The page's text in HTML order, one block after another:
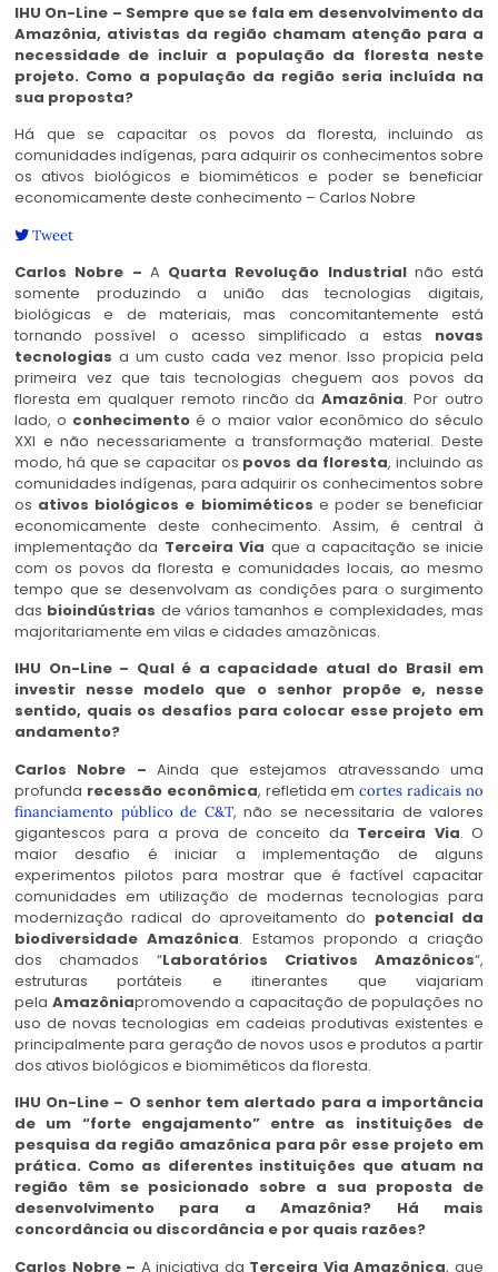
IHU On-Line – Sempre que se fala em desenvolvimento da
Amazônia, ativistas da região chamam atenção para a
necessidade de incluir a população da floresta neste
projeto. Como a população da região seria incluída na
sua proposta?
Há que se capacitar os povos da floresta, incluindo as
comunidades indígenas, para adquirir os conhecimentos sobre
os ativos biológicos e biomiméticos e poder se beneficiar
economicamente deste conhecimento – Carlos Nobre
Tweet
Carlos Nobre – A Quarta Revolução Industrialnão está
somente produzindo a união das tecnologias digitais,
biológicas e de materiais, mas concomitantemente está
tornando possível o acesso simplificado a estas novas
tecnologias a um custo cada vez menor. Isso propicia pela
primeira vez que tais tecnologias cheguem aos povos da
floresta em qualquer remoto rincão daAmazônia. Por outro
lado, o conhecimento é o maior valor econômico do século
XXI e não necessariamente a transformação material. Deste
modo, há que se capacitar os povos da floresta, incluindo as
comunidades indígenas, para adquirir os conhecimentos sobre
os ativos biológicos e biomiméticos e poder se beneficiar
economicamente deste conhecimento. Assim, é central à
implementação da Terceira Via que a capacitação se inicie
com os povos da floresta e comunidades locais, ao mesmo
tempo que se desenvolvam as condições para o surgimento
das bioindústrias de vários tamanhos e complexidades, mas
majoritariamente em vilas e cidades amazônicas.
IHU On-Line – Qual é a capacidade atual do Brasil em
investir nesse modelo que o senhor propõe e, nesse
sentido, quais os desafios para colocar esse projeto em
andamento?
Carlos Nobre – Ainda que estejamos atravessando uma
profunda recessão econômica, refletida emcortes radicais no
financiamento público de C&T, não se necessitaria de valores
gigantescos para a prova de conceito da Terceira Via. O
maior desafio é iniciar a implementação de alguns
experimentos pilotos para mostrar que é factível capacitar
comunidades em utilização de modernas tecnologias para
modernização radical do aproveitamento do potencial da
biodiversidade Amazônica. Estamos propondo a criação
dos chamados “Laboratórios Criativos Amazônicos“,
estruturas portáteis e itinerantes que viajariam
pela Amazôniapromovendo a capacitação de populações no
uso de novas tecnologias em cadeias produtivas existentes e
principalmente para geração de novos usos e produtos a partir
dos ativos biológicos e biomiméticos da floresta.
IHU On-Line – O senhor tem alertado para a importância
de um “forte engajamento” entre as instituições de
pesquisa da região amazônica para pôr esse projeto em
prática. Como as diferentes instituições que atuam na
região têm se posicionado sobre a sua proposta de
desenvolvimento para a Amazônia? Há mais
concordância ou discordância e por quais razões?
Carlos Nobre – A iniciativa da Terceira Via Amazônica, que